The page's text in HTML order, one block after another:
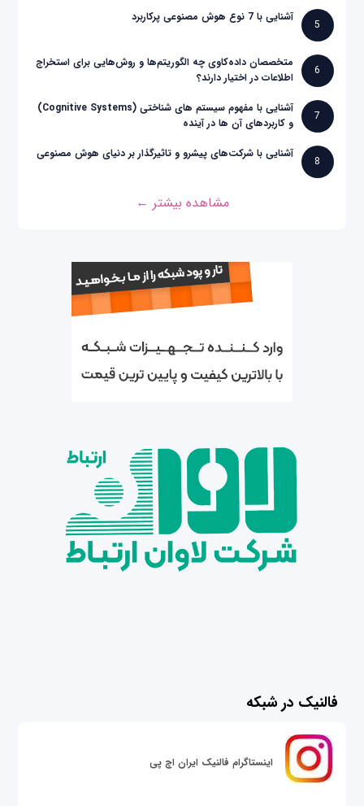
5
آشنایی با 7 نوع هوش مصنوعی پرکاربرد
6
متخصصان داده‌کاوی چه الگوریتم‌ها و روش‌هایی برای استخراج
اطلاعات در اختیار دارند؟
7
آشنایی با مفهوم سیستم های شناختی (Cognitive Systems)
و کاربردهای آن ها در آینده
8
آشنایی با شرکت‌های پیشرو و تاثیرگذار بر دنیای هوش مصنوعی
مشاهده بیشتر ←
فالنیک در شبکه
اینستاگرام فالنیک ایران اچ پی